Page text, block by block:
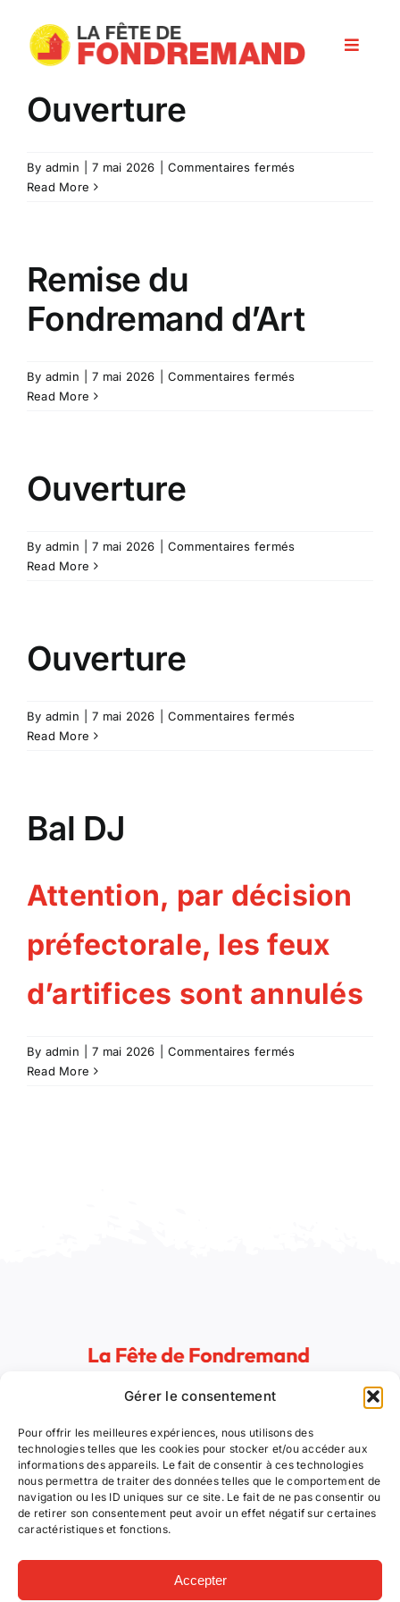
Gérer le consentement
Pour offrir les meilleures expériences, nous utilisons des
technologies telles que les cookies pour stocker et/ou accéder aux
informations des appareils. Le fait de consentir à ces technologies
nous permettra de traiter des données telles que le comportement de
navigation ou les ID uniques sur ce site. Le fait de ne pas consentir ou
de retirer son consentement peut avoir un effet négatif sur certaines
caractéristiques et fonctions.
Accepter
content
Toggle
Programme
Les artisans
Nos partenaires
Ouverture
By admin 7 mai 2026 Commentaires ferméssur
Read More
Remise du
Fondremand d’Art
By admin 7 mai 2026 Commentaires ferméssur
Read More
Ouverture
By admin 7 mai 2026 Commentaires ferméssur
Read More
Ouverture
By admin 7 mai 2026 Commentaires ferméssur
Read More
Bal DJ
Attention, par décision
préfectorale, les feux
d’artifices sont annulés
By admin 7 mai 2026 Commentaires ferméssur
Read More
Animations et concerts, artisans d’art et des saveurs :
Fêtes de Fondremand pour ces trois jours festifs !
Suivez nous !